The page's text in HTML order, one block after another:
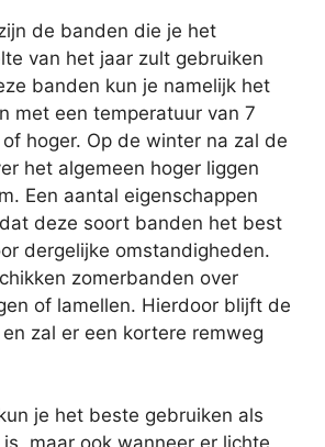
de banden die je het
van het jaar zult gebruiken
banden kun je namelijk het
met een temperatuur van 7
hoger. Op de winter na zal de
het algemeen hoger liggen
Een aantal eigenschappen
deze soort banden het best
dergelijke omstandigheden.
zomerbanden over
of lamellen. Hierdoor blijft de
zal er een kortere remweg
je het beste gebruiken als